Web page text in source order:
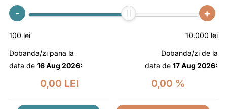
-
+
100 lei 10.000 lei
Dobanda/zi pana la
data de 16 Aug 2026:
0,00 LEI
Dobanda/zi de la
data de 17 Aug 2026:
0,00 %